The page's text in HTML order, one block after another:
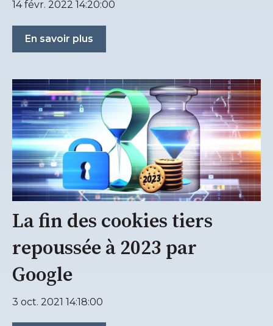
14 févr. 2022 14:20:00
En savoir plus
La fin des cookies tiers
repoussée à 2023 par
Google
3 oct. 2021 14:18:00